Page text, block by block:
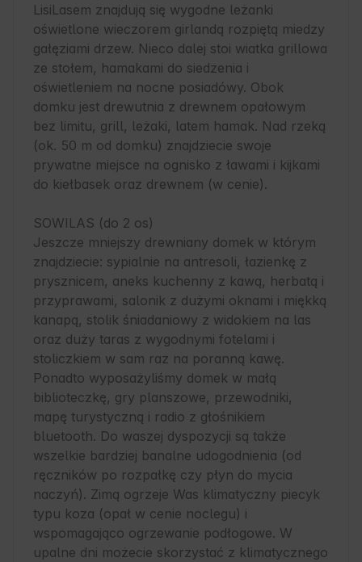
LisiLasem znajdują się wygodne leżanki
oświetlone wieczorem girlandą rozpiętą miedzy
gałęziami drzew. Nieco dalej stoi wiatka grillowa
ze stołem, hamakami do siedzenia i
oświetleniem na nocne posiadówy. Obok
domku jest drewutnia z drewnem opałowym
bez limitu, grill, leżaki, latem hamak. Nad rzeką
(ok. 50 m od domku) znajdziecie swoje
prywatne miejsce na ognisko z ławami i kijkami
do kiełbasek oraz drewnem (w cenie).
SOWILAS (do 2 os)
Jeszcze mniejszy drewniany domek w którym
znajdziecie: sypialnie na antresoli, łazienkę z
prysznicem, aneks kuchenny z kawą, herbatą i
przyprawami, salonik z dużymi oknami i miękką
kanapą, stolik śniadaniowy z widokiem na las
oraz duży taras z wygodnymi fotelami i
stoliczkiem w sam raz na poranną kawę.
Ponadto wyposażyliśmy domek w małą
biblioteczkę, gry planszowe, przewodniki,
mapę turystyczną i radio z głośnikiem
bluetooth. Do waszej dyspozycji są także
wszelkie bardziej banalne udogodnienia (od
ręczników po rozpałkę czy płyn do mycia
naczyń). Zimą ogrzeje Was klimatyczny piecyk
typu koza (opał w cenie noclegu) i
wspomagająco ogrzewanie podłogowe. W
upalne dni możecie skorzystać z klimatycznego